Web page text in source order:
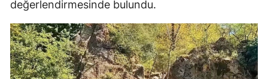
değerlendirmesinde bulundu.